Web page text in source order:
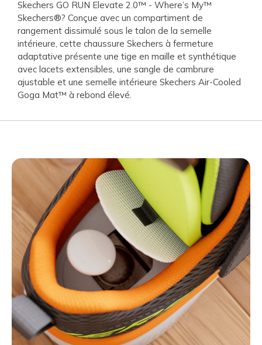
Skechers GO RUN Elevate 2.0™ - Where’s My™
Skechers®? Conçue avec un compartiment de
rangement dissimulé sous le talon de la semelle
intérieure, cette chaussure Skechers à fermeture
adaptative présente une tige en maille et synthétique
avec lacets extensibles, une sangle de cambrure
ajustable et une semelle intérieure Skechers Air-Cooled
Goga Mat™ à rebond élevé.